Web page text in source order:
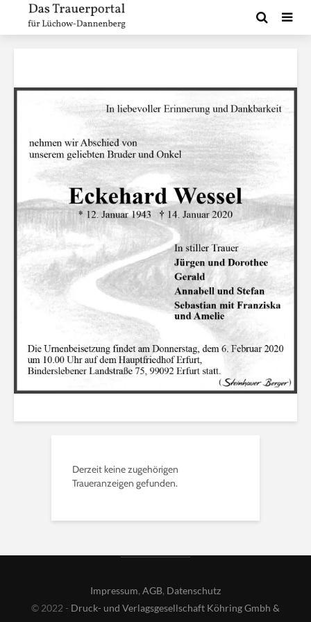
Derzeit keine zugehörigen
Traueranzeigen gefunden.
Impressum, AGB, Datenschutz
© 2022 - Druck- und Verlagsgesellschaft Köhring Gmbh &